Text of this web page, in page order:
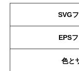
SVG
EPS
色と